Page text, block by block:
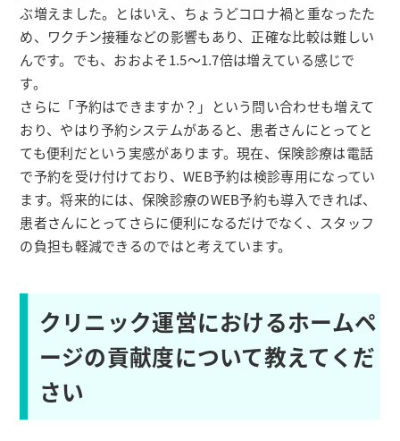
ぶ増えました。とはいえ、ちょうどコロナ禍と重なったた
め、ワクチン接種などの影響もあり、正確な比較は難しい
んです。でも、おおよそ1.5～1.7倍は増えている感じで
す。
さらに「予約はできますか？」という問い合わせも増えて
おり、やはり予約システムがあると、患者さんにとってと
ても便利だという実感があります。現在、保険診療は電話
で予約を受け付けており、WEB予約は検診専用になってい
ます。将来的には、保険診療のWEB予約も導入できれば、
患者さんにとってさらに便利になるだけでなく、スタッフ
の負担も軽減できるのではと考えています。
クリニック運営におけるホームペ
ージの貢献度について教えてくだ
さい